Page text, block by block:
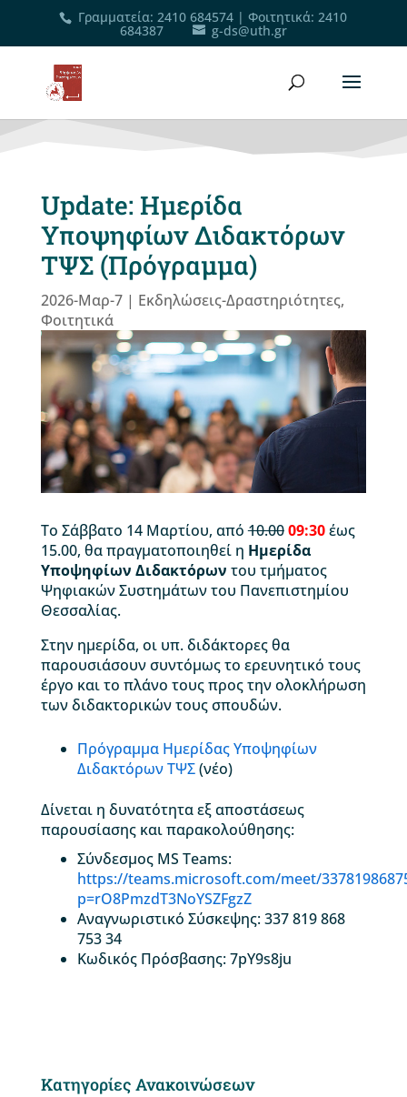
Γραμματεία: 2410 684574 |Φοιτητικά: 2410
684387 g-ds@uth.gr
Update: Ημερίδα
Υποψηφίων Διδακτόρων
ΤΨΣ (Πρόγραμμα)
2026-Μαρ-7| Εκδηλώσεις-Δραστηριότητες,
Φοιτητικά
Το Σάββατο 14 Μαρτίου, από10.0009:30έως
15.00, θα πραγματοποιηθεί η Ημερίδα
Υποψηφίων Διδακτόρων του τμήματος
Ψηφιακών Συστημάτων του Πανεπιστημίου
Θεσσαλίας.
Στην ημερίδα, οι υπ. διδάκτορες θα
παρουσιάσουν συντόμως το ερευνητικό τους
έργο και το πλάνο τους προς την ολοκλήρωση
των διδακτορικών τους σπουδών.
Πρόγραμμα Ημερίδας Υποψηφίων
Διδακτόρων ΤΨΣ(νέο)
Δίνεται η δυνατότητα εξ αποστάσεως
παρουσίασης και παρακολούθησης:
Σύνδεσμος MS Teams:
https://teams.microsoft.com/meet/
p=rO8PmzdT3NoYSZFgzZ
Αναγνωριστικό Σύσκεψης: 337 819 868
753 34
Κωδικός Πρόσβασης: 7pY9s8ju
Κατηγορίες Ανακοινώσεων